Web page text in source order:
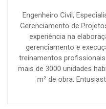
Engenheiro Civil,
Gerenciamento de
experiência na
gerenciamento e
treinamentos
mais de 3000 unidades
m² de obra.